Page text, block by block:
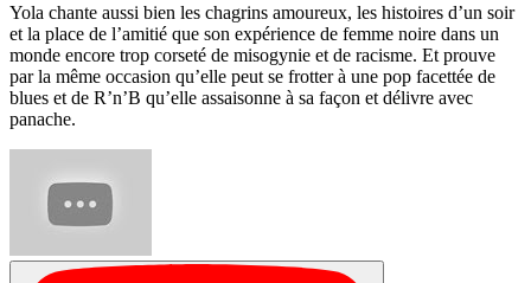
Yola chante aussi bien les chagrins amoureux, les histoires d’un soir
et la place de l’amitié que son expérience de femme noire dans un
monde encore trop corseté de misogynie et de racisme. Et prouve
par la même occasion qu’elle peut se frotter à une pop facettée de
blues et de R’n’B qu’elle assaisonne à sa façon et délivre avec
panache.